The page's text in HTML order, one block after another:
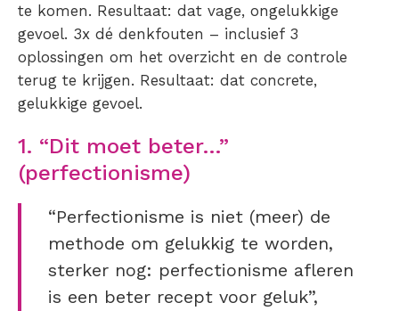
te komen. Resultaat: dat vage, ongelukkige
gevoel. 3x dé denkfouten – inclusief 3
oplossingen om het overzicht en de controle
terug te krijgen. Resultaat: dat concrete,
gelukkige gevoel.
1. “Dit moet beter…”
(perfectionisme)
“Perfectionisme is niet (meer) de
methode om gelukkig te worden,
sterker nog: perfectionisme afleren
is een beter recept voor geluk”,